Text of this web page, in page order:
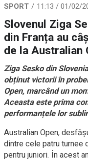
SPORT 11:13 / 01/02/
Slovenul Ziga
din Franța au
de la Australian
Ziga Sesko din
obținut victorii în
Open, marcând un
Aceasta este prima
performanțele lor
Australian Open,
dintre cele patru turnee
pentru juniori. În acest